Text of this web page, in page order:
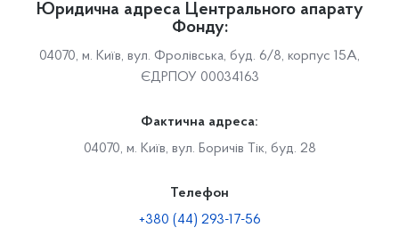
Юридична адреса Центрального апарату
Фонду:
04070, м. Київ, вул. Фролівська, буд. 6/8, корпус 15А,
ЄДРПОУ 00034163
Фактична адреса:
04070, м. Київ, вул. Боричів Тік, буд. 28
Телефон
+380 (44) 293-17-56